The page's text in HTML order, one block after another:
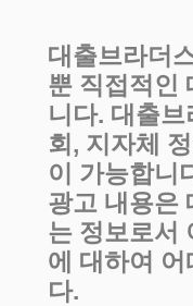
대출브라더
뿐 직접적인
니다. 대출
회, 지자체
이 가능합니
광고 내용은
는 정보로서
에 대하여 어
다.